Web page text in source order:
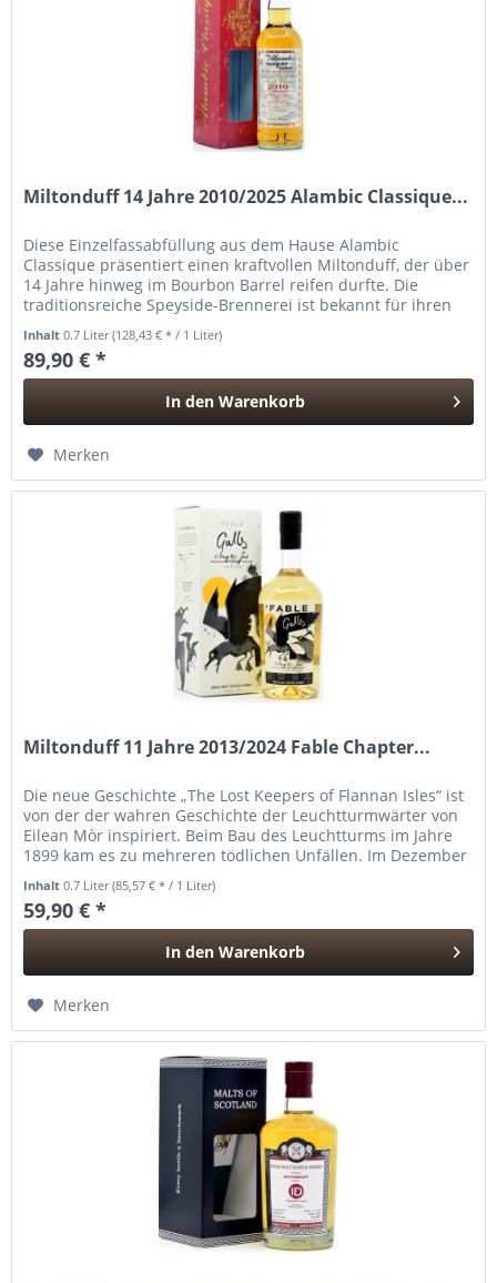
Miltonduff 14 Jahre 2010/2025 Alambic Classique...
Diese Einzelfassabfüllung aus dem Hause Alambic
Classique präsentiert einen kraftvollen Miltonduff, der über
14 Jahre hinweg im Bourbon Barrel reifen durfte. Die
traditionsreiche Speyside-Brennerei ist bekannt für ihren
Inhalt0.7 Liter(128,43 € * / 1 Liter)
89,90 € *
In den Warenkorb
Merken
Miltonduff 11 Jahre 2013/2024 Fable Chapter...
Die neue Geschichte „The Lost Keepers of Flannan Isles“ ist
von der der wahren Geschichte der Leuchtturmwärter von
Eilean Mòr inspiriert. Beim Bau des Leuchtturms im Jahre
1899 kam es zu mehreren tödlichen Unfällen. Im Dezember
Inhalt0.7 Liter(85,57 € * / 1 Liter)
59,90 € *
In den Warenkorb
Merken